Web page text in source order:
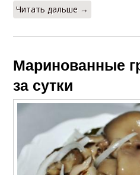
Читать дальше →
Маринованные
за сутки